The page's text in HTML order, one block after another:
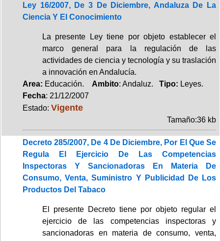
Ley 16/2007, De 3 De Diciembre, Andaluza De La
Ciencia Y El Conocimiento
La presente Ley tiene por objeto establecer el
marco general para la regulación de las
actividades de ciencia y tecnología y su traslación
a innovación en Andalucía.
Area: Educación. Ambito: Andaluz. Tipo: Leyes.
Fecha: 21/12/2007
Estado: Vigente
Tamaño:36 kb
Decreto 285/2007, De 4 De Diciembre, Por El Que Se
Regula El Ejercicio De Las Competencias
Inspectoras Y Sancionadoras En Materia De
Consumo, Venta, Suministro Y Publicidad De Los
Productos Del Tabaco
El presente Decreto tiene por objeto regular el
ejercicio de las competencias inspectoras y
sancionadoras en materia de consumo, venta,